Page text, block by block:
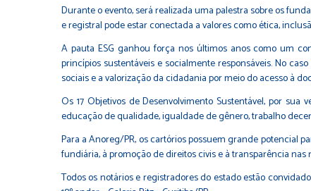
Durante o evento, será realizada uma palestra sobre os
e registral pode estar conectada a valores como ética,
A pauta ESG ganhou força nos últimos anos como um
princípios sustentáveis e socialmente responsáveis. No
sociais e a valorização da cidadania por meio do acesso à
Os 17 Objetivos de Desenvolvimento Sustentável, por
educação de qualidade, igualdade de gênero, trabalho
Para a Anoreg/PR, os cartórios possuem grande potencial
fundiária, à promoção de direitos civis e à transparência nas
Todos os notários e registradores do estado estão